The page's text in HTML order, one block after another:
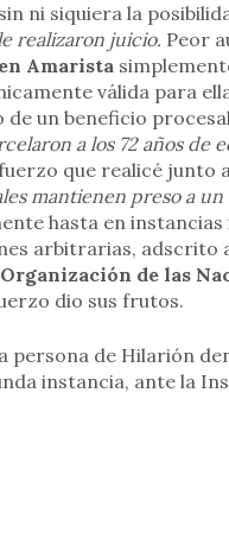
ni siquiera la
realizaron juicio. Peor
Amarista
válida para
un beneficio
a los 72 años de
que realicé junto
mantienen preso a
hasta en
arbitrarias, adscrito
Organización de las
dio sus frutos.
de Hilarión
instancia, ante la